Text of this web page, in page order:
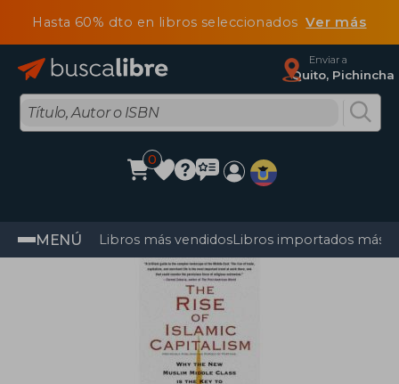
Hasta 60% dto en libros seleccionadosVer más
Enviar a
Quito, Pichincha
0
MENÚ Libros más vendidosLibros importados más